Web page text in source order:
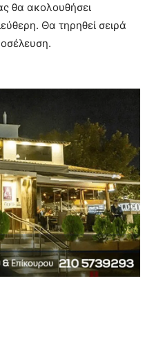
θα ακολουθήσει
Θα τηρηθεί σειρά